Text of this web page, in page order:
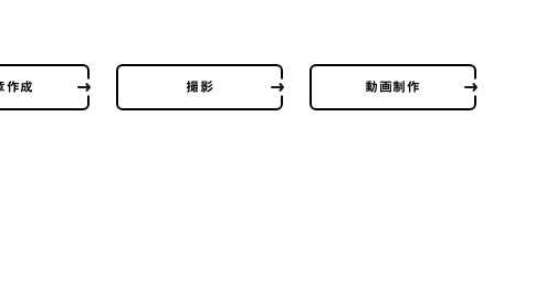
作成 撮影 動画制作